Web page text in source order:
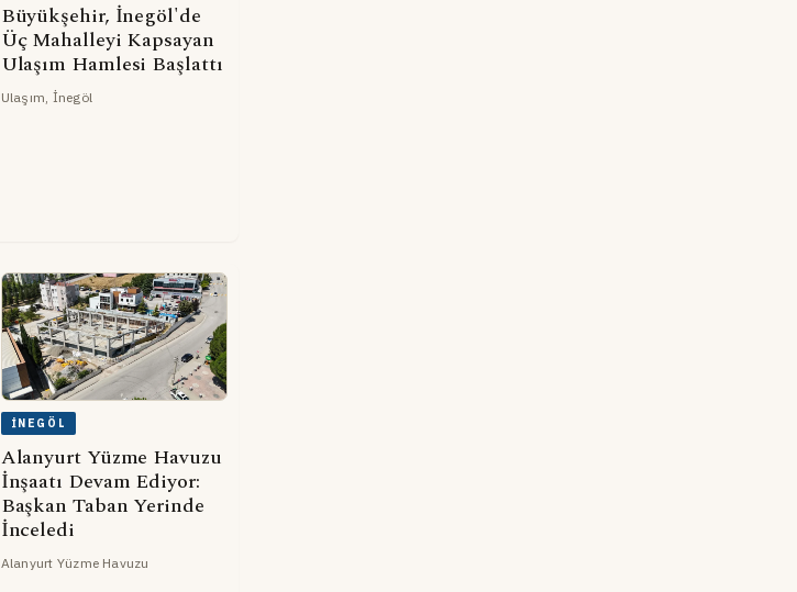
Büyükşehir, İnegöl'de
Üç Mahalleyi Kapsayan
Ulaşım Hamlesi Başlattı
Ulaşım, İnegöl
İNEGÖL
Alanyurt Yüzme Havuzu
İnşaatı Devam Ediyor:
Başkan Taban Yerinde
İnceledi
Alanyurt Yüzme Havuzu